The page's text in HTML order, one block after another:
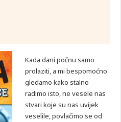
Kada dani počnu samo
prolaziti, a mi bespomoćno
gledamo kako stalno
radimo isto, ne vesele nas
stvari koje su nas uvijek
veselile, povlačimo se od